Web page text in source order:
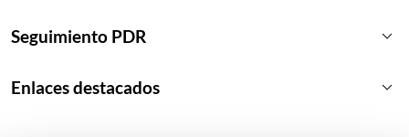
Seguimiento PDR keyboard_arrow_down
Enlaces destacados keyboard_arrow_down